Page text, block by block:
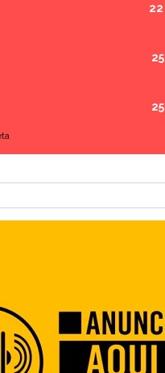
22
25
25